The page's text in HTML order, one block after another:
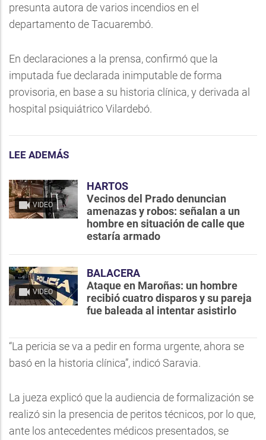
presunta autora de varios incendios en el
departamento de Tacuarembó.
En declaraciones a la prensa, confirmó que la
imputada fue declarada inimputable de forma
provisoria, en base a su historia clínica, y derivada al
hospital psiquiátrico Vilardebó.
LEE ADEMÁS
VIDEO
HARTOS
Vecinos del Prado denuncian
amenazas y robos: señalan a un
hombre en situación de calle que
estaría armado
VIDEO
BALACERA
Ataque en Maroñas: un hombre
recibió cuatro disparos y su pareja
fue baleada al intentar asistirlo
“La pericia se va a pedir en forma urgente, ahora se
basó en la historia clínica”, indicó Saravia.
La jueza explicó que la audiencia de formalización se
realizó sin la presencia de peritos técnicos, por lo que,
ante los antecedentes médicos presentados, se